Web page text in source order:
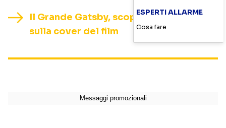
Il Grande Gatsby, scoppia la polemica
sulla cover del film
ESPERTI ALLARME
Cosa fare